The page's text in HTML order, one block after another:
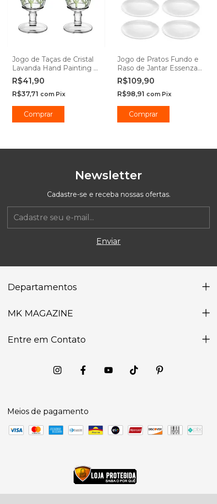
Jogo de Taças de Cristal
Lavanda Hand Painting -
Lyor
R$41,90
R$37,71 com Pix
Comprar
Jogo de Pratos Fundo e
Raso de Jantar Essenza
Opaline 20cm e 25cm -
Rojemac Profissional
R$109,90
R$98,91 com Pix
Comprar
Newsletter
Cadastre-se e receba nossas ofertas.
Departamentos
MK MAGAZINE
Entre em Contato
Meios de pagamento